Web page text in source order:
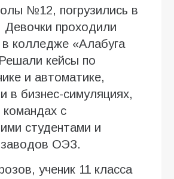
№12, погрузились в
Девочки проходили
колледже «Алабуга
кейсы по
и автоматике,
в бизнес-симуляциях,
с
студентами и
ОЭЗ.
ученик 11 класса